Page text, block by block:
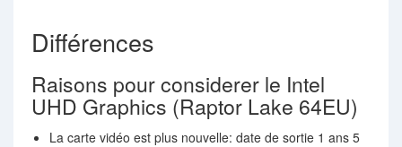
Différences
Raisons pour considerer le Intel
UHD Graphics (Raptor Lake 64EU)
La carte vidéo est plus nouvelle: date de sortie 1 ans 5